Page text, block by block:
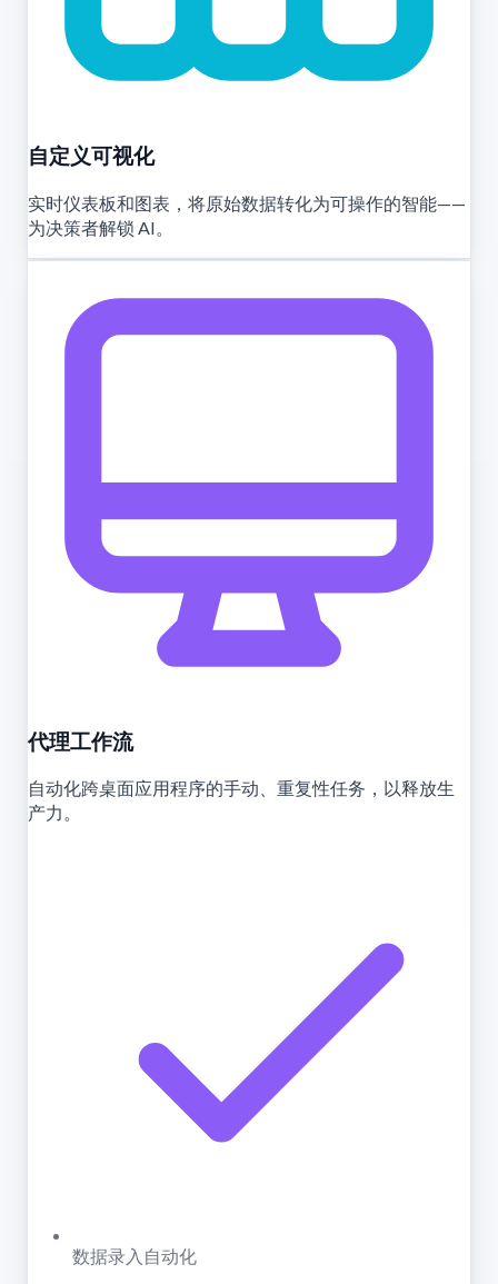
自定义可视化
实时仪表板和图表，将原始数据转化为可操作的智能——
为决策者解锁 AI。
代理工作流
自动化跨桌面应用程序的手动、重复性任务，以释放生
产力。
数据录入自动化